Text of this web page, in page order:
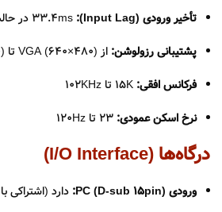
تأخیر ورودی (Input Lag):
پشتیبانی رزولوشن: از VGA (640×480) تا WUXGA_RB (1920×1200)
فرکانس افقی:
نرخ اسکن عمودی:
درگاه‌ها (I/O Interface)
ورودی PC (D-sub 15pin):
دارد (اشتراکی با Component Video)